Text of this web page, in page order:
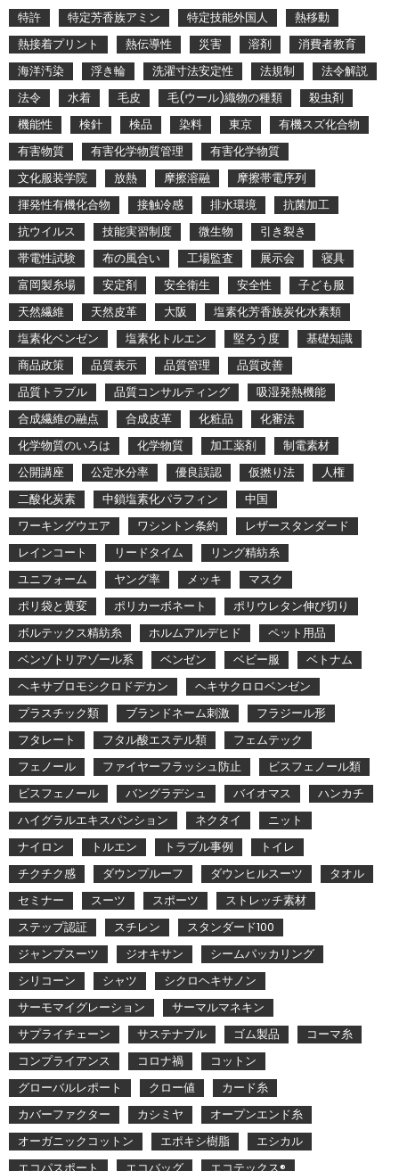
特許
特定芳香族アミン 特定技能外国人
熱移動
熱接着プリント
熱伝導性 災害 溶剤
消費者教育
海洋汚染
浮き輪 洗濯寸法安定性 法規制
法令解説
法令
水着 毛皮 毛(ウール)織物の種類
殺虫剤
機能性
検針 検品 染料 東京
有機スズ化合物
有害物質
有害化学物質管理
有害化学物質
文化服装学院
放熱 摩擦溶融
摩擦帯電序列
揮発性有機化合物
接触冷感 排水環境
抗菌加工
抗ウイルス
技能実習制度 微生物
引き裂き
帯電性試験
布の風合い 工場監査 展示会
寝具
富岡製糸場
安定剤 安全衛生 安全性
子ども服
天然繊維
天然皮革 大阪
塩素化芳香族炭化水素類
塩素化ベンゼン
塩素化トルエン 堅ろう度
基礎知識
商品政策
品質表示 品質管理
品質改善
品質トラブル
品質コンサルティング
吸湿発熱機能
合成繊維の融点
合成皮革 化粧品
化審法
化学物質のいろは
化学物質 加工薬剤
制電素材
公開講座
公定水分率 優良誤認 仮撚り法
人権
二酸化炭素
中鎖塩素化パラフィン
中国
ワーキングウエア
ワシントン条約
レザースタンダード
レインコート
リードタイム
リング精紡糸
ユニフォーム
ヤング率 メッキ
マスク
ポリ袋と黄変
ポリカーボネート
ポリウレタン伸び切り
ボルテックス精紡糸
ホルムアルデヒド
ペット用品
ベンゾトリアゾール系
ベンゼン ベビー服
ベトナム
ヘキサブロモシクロドデカン
ヘキサクロロベンゼン
プラスチック類
ブランドネーム刺激
フラジール形
フタレート
フタル酸エステル類
フェムテック
フェノール
ファイヤーフラッシュ防止
ビスフェノール類
ビスフェノール
バングラデシュ バイオマス
ハンカチ
ハイグラルエキスパンション
ネクタイ
ニット
ナイロン
トルエン トラブル事例
トイレ
チクチク感
ダウンプルーフ ダウンヒルスーツ
タオル
セミナー
スーツ スポーツ
ストレッチ素材
ステップ認証
スチレン
スタンダード100
ジャンプスーツ
ジオキサン
シームパッカリング
シリコーン
シャツ
シクロヘキサノン
サーモマイグレーション
サーマルマネキン
サプライチェーン
サステナブル ゴム製品
コーマ糸
コンプライアンス
コロナ禍
コットン
グローバルレポート
クロー値
カード糸
カバーファクター
カシミヤ
オープンエンド糸
オーガニックコットン
エポキシ樹脂
エシカル